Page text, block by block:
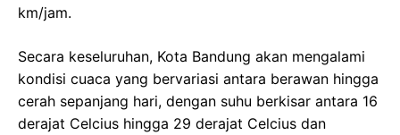
km/jam.
Secara keseluruhan, Kota Bandung akan mengalami
kondisi cuaca yang bervariasi antara berawan hingga
cerah sepanjang hari, dengan suhu berkisar antara 16
derajat Celcius hingga 29 derajat Celcius dan